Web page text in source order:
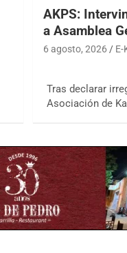
AKPS:
a Asamblea
6 agosto, 2026 E-
Tras declarar
Asociación de